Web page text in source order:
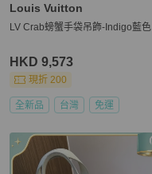
Louis Vuitton
LV Crab螃蟹手袋吊飾-Indigo藍色
HKD 9,573
現折 200
全新品 台灣 免運